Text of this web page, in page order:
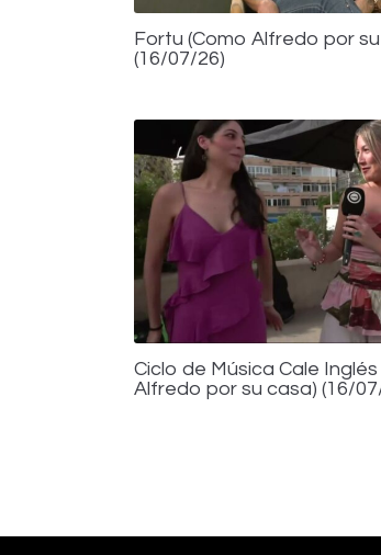
Fortu (Como Alfredo por
(16/07/26)
Ciclo de Música Cale Inglés
Alfredo por su casa) (16/